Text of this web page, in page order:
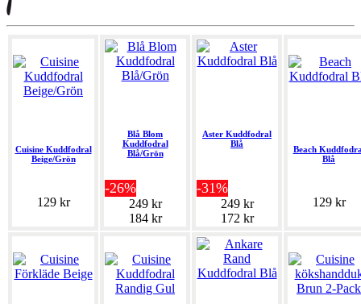
Cuisine Kuddfodral
Beige/Grön
129 kr
Blå Blom
Kuddfodral
Blå/Grön
-26%
249 kr
184 kr
Aster Kuddfodral
Blå
-31%
249 kr
172 kr
Beach
Blå
129 kr